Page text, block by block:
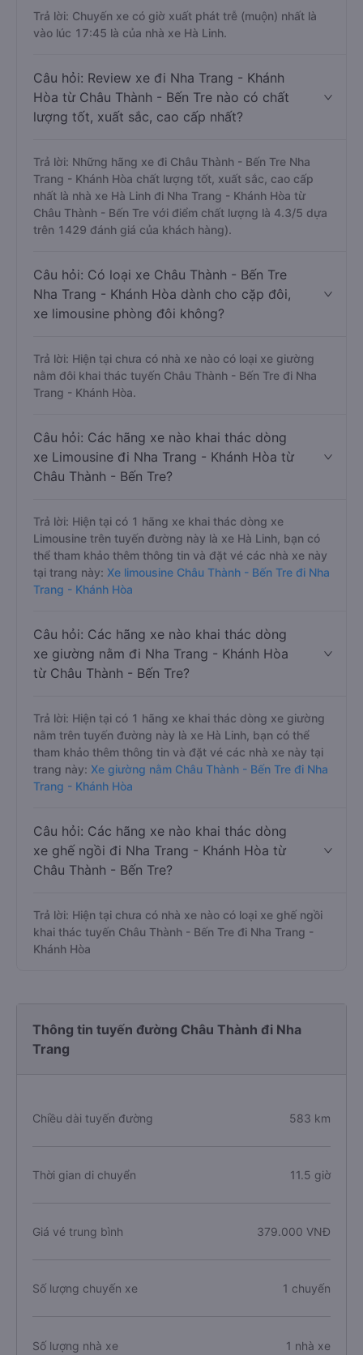
Trả lời: Chuyến xe có giờ xuất phát trễ (muộn) nhất là
vào lúc 17:45 là của nhà xe Hà Linh.
Câu hỏi: Review xe đi Nha Trang - Khánh
Hòa từ Châu Thành - Bến Tre nào có chất
lượng tốt, xuất sắc, cao cấp nhất?
Trả lời: Những hãng xe đi Châu Thành - Bến Tre Nha
Trang - Khánh Hòa chất lượng tốt, xuất sắc, cao cấp
nhất là nhà xe Hà Linh đi Nha Trang - Khánh Hòa từ
Châu Thành - Bến Tre với điểm chất lượng là 4.3/5 dựa
trên 1429 đánh giá của khách hàng).
Câu hỏi: Có loại xe Châu Thành - Bến Tre
Nha Trang - Khánh Hòa dành cho cặp đôi,
xe limousine phòng đôi không?
Trả lời: Hiện tại chưa có nhà xe nào có loại xe giường
nằm đôi khai thác tuyến Châu Thành - Bến Tre đi Nha
Trang - Khánh Hòa.
Câu hỏi: Các hãng xe nào khai thác dòng
xe Limousine đi Nha Trang - Khánh Hòa từ
Châu Thành - Bến Tre?
Trả lời: Hiện tại có 1 hãng xe khai thác dòng xe
Limousine trên tuyến đường này là xe Hà Linh, bạn có
thể tham khảo thêm thông tin và đặt vé các nhà xe này
tại trang này: Xe limousine Châu Thành - Bến Tre đi Nha
Trang - Khánh Hòa
Câu hỏi: Các hãng xe nào khai thác dòng
xe giường nằm đi Nha Trang - Khánh Hòa
từ Châu Thành - Bến Tre?
Trả lời: Hiện tại có 1 hãng xe khai thác dòng xe giường
nằm trên tuyến đường này là xe Hà Linh, bạn có thể
tham khảo thêm thông tin và đặt vé các nhà xe này tại
trang này: Xe giường nằm Châu Thành - Bến Tre đi Nha
Trang - Khánh Hòa
Câu hỏi: Các hãng xe nào khai thác dòng
xe ghế ngồi đi Nha Trang - Khánh Hòa từ
Châu Thành - Bến Tre?
Trả lời: Hiện tại chưa có nhà xe nào có loại xe ghế ngồi
khai thác tuyến Châu Thành - Bến Tre đi Nha Trang -
Khánh Hòa
Thông tin tuyến đường Châu Thành đi Nha
Trang
Chiều dài tuyến đường 583 km
Thời gian di chuyển 11.5 giờ
Giá vé trung bình 379.000 VNĐ
Số lượng chuyến xe 1 chuyến
Số lượng nhà xe 1 nhà xe